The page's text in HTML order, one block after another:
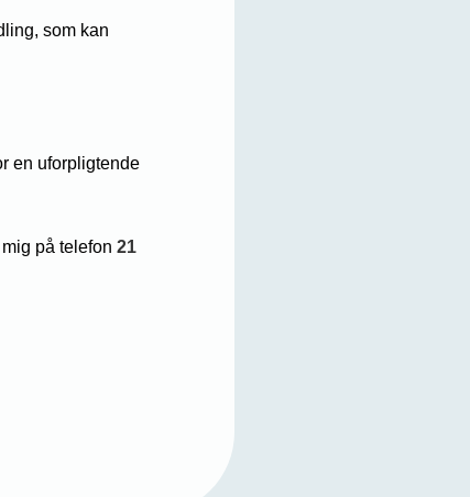
som kan
en uforpligtende
på telefon 21